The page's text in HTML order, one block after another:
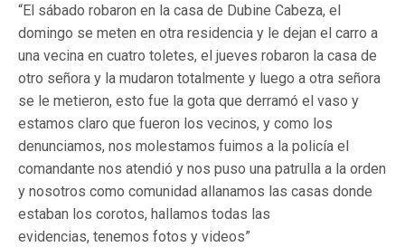
“El sábado robaron en la casa de Dubine Cabeza, el
domingo se meten en otra residencia y le dejan el carro a
una vecina en cuatro toletes, el jueves robaron la casa de
otro señora y la mudaron totalmente y luego a otra señora
se le metieron, esto fue la gota que derramó el vaso y
estamos claro que fueron los vecinos, y como los
denunciamos, nos molestamos fuimos a la policía el
comandante nos atendió y nos puso una patrulla a la orden
y nosotros como comunidad allanamos las casas donde
estaban los corotos, hallamos todas las
evidencias, tenemos fotos y videos”